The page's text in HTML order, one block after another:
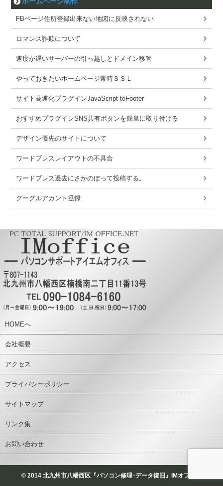
FBページ住所登録出来ない地図に反映されない
ロマンス詐欺について
速度が遅いサーバーの引っ越しとドメイン移管
やっておきたいホームページ常時ＳＳＬ
サイト高速化プラグインJavaScript toFooter
おすすめプラグインSNS共有ボタンを簡単に取り付ける
デザイン優先のサイトについて
ワードブレスレイアウトの不具合
ワードブレス過去にさかのぼって投稿する。
グーグルアカント登録
HOMEへ
会社概要
アクセス
プライバシーポリシー
サイトマップ
リンク集
お問い合わせ
© 2014 北九州市八幡西区『パソコン修理･データ復旧』IMオフィス